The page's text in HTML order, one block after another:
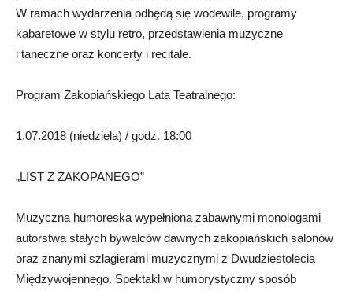
W ramach wydarzenia odbędą się wodewile, programy
kabaretowe w stylu retro, przedstawienia muzyczne
i taneczne oraz koncerty i recitale.
Program Zakopiańskiego Lata Teatralnego:
1.07.2018 (niedziela) / godz. 18:00
„LIST Z ZAKOPANEGO”
Muzyczna humoreska wypełniona zabawnymi monologami
autorstwa stałych bywalców dawnych zakopiańskich salonów
oraz znanymi szlagierami muzycznymi z Dwudziestolecia
Międzywojennego. Spektakl w humorystyczny sposób